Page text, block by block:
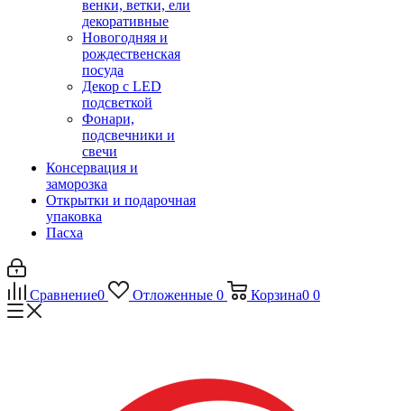
венки, ветки, ели
декоративные
Новогодняя и
рождественская
посуда
Декор с LED
подсветкой
Фонари,
подсвечники и
свечи
Консервация и
заморозка
Открытки и подарочная
упаковка
Пасха
Сравнение0 Отложенные 0 Корзина0 0